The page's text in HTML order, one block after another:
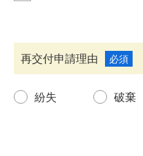
再交付申請理由 必須
紛失 破棄